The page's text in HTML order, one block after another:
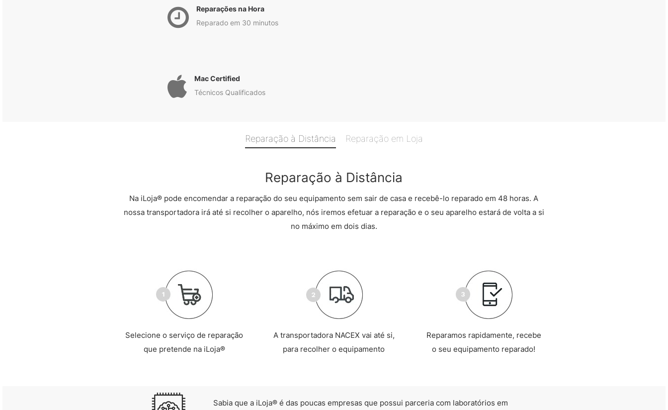
Reparações na Hora
Reparado em 30 minutos
Mac Certified
Técnicos Qualificados
Reparação à Distância Reparação em Loja
Reparação à Distância
Na iLoja® pode encomendar a reparação do seu equipamento sem sair de casa e recebê-lo reparado em 48 horas. A
nossa transportadora irá até si recolher o aparelho, nós iremos efetuar a reparação e o seu aparelho estará de volta a si
no máximo em dois dias.
Selecione o serviço de reparação
que pretende na iLoja®
A transportadora NACEX vai até si,
para recolher o equipamento
Reparamos rapidamente, recebe
o seu equipamento reparado!
Sabia que a iLoja® é das poucas empresas que possui parceria com laboratórios em